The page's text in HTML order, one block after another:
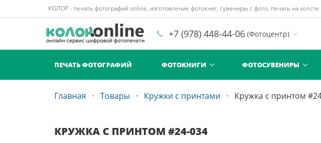
КОЛОР - печать фотографий online, изготовление фотокниг, сувениры с фото, печать на
+7 (978) 448-44-06 (Фотоцентр)
ПЕЧАТЬ ФОТОГРАФИЙ ФОТОКНИГИ ФОТОСУВЕНИРЫ
Главная Товары Кружки с принтами Кружка с принтом
КРУЖКА С ПРИНТОМ #24-034